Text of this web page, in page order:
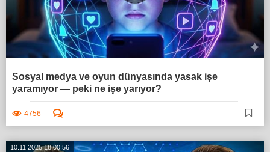
Sosyal medya ve oyun dünyasında yasak işe
yaramıyor — peki ne işe yarıyor?
4756
10.11.2025 18:00:56